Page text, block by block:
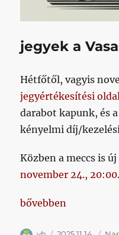
jegyek a
Hétfőtől, vagyis
jegyértékesítési
darabot kapunk, és
kényelmi díj/
Közben a meccs is
november 24., 20:00.
„Jegyelővétel,
bővebben